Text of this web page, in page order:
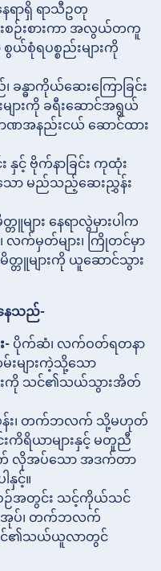
ရာရှိ ရာသီဥတု
စဉ်းစားကာ အလွယ်တကူ
စုံရပစ္စည်းများကို
ခန္ဓာကိုယ်ဆေးကြောခြင်း
ျားကို ခရီးဆောင်အရွယ်
ဏအနည်းငယ် ဆောင်ထား
နှင့် ဗိုက်နာခြင်း ကုထုံး
သော မည်သည့်ဆေးညွှန်း
တူများ နေရာလွဲမှားပါက
လက်မှတ်များ၊ ကြိုတင်မှာ
တူများကို ယူဆောင်သွား
ေသည်-
- ပိုက်ဆံ၊ လက်ဝတ်ရတနာ
းများကဲ့သို့သော
ားကို သင်၏သယ်သွားအိတ်
န်း၊ တက်ဘလက် သို့မဟုတ်
ရိယာများနှင့် မတူညီ
က် လိုအပ်သော အဒက်တာ
နှင့်။
ဉ်အတွင်း သင့်ကိုယ်သင်
ာအုပ်၊ တက်ဘလက်
သင်၏သယ်ယူလာတွင်